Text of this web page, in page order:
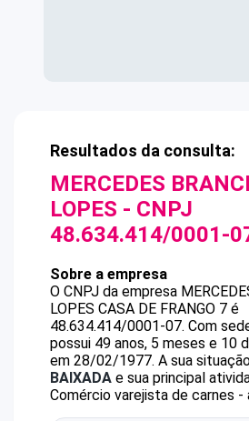
Resultados da consulta:
MERCEDES
LOPES - CNPJ
48.634.414/0001-
Sobre a empresa
O CNPJ da empresa
LOPES CASA DE FRANGO 7 é
48.634.414/0001-07. Com
possui 49 anos, 5 meses e 10
em 28/02/1977. A sua
BAIXADA e sua principal
Comércio varejista de carnes -